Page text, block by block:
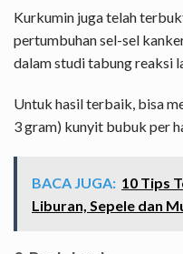
Kurkumin juga telah
pertumbuhan sel-sel
dalam studi tabung reaksi
Untuk hasil terbaik, bisa
3 gram) kunyit bubuk per
BACA JUGA: 10 Tips
Liburan, Sepele dan